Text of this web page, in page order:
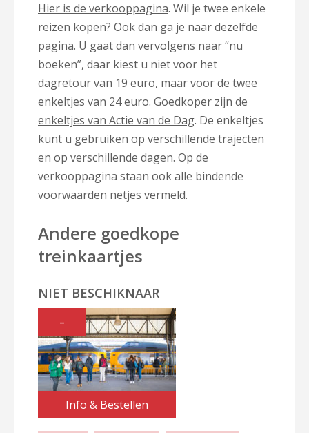
Hier is de verkooppagina. Wil je twee enkele
reizen kopen? Ook dan ga je naar dezelfde
pagina. U gaat dan vervolgens naar “nu
boeken”, daar kiest u niet voor het
dagretour van 19 euro, maar voor de twee
enkeltjes van 24 euro. Goedkoper zijn de
enkeltjes van Actie van de Dag. De enkeltjes
kunt u gebruiken op verschillende trajecten
en op verschillende dagen. Op de
verkooppagina staan ook alle bindende
voorwaarden netjes vermeld.
Andere goedkope
treinkaartjes
NIET BESCHIKNAAR
–
Info & Bestellen